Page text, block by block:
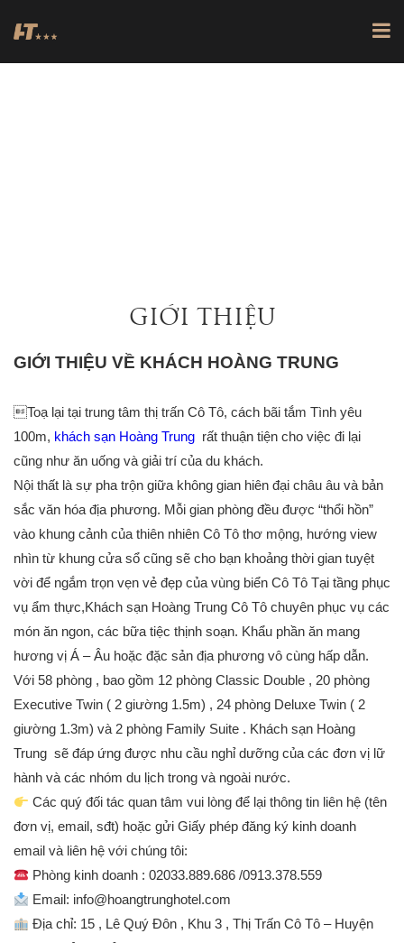
GIỚI THIỆU
GIỚI THIỆU VỀ KHÁCH HOÀNG TRUNG
Toạ lại tại trung tâm thị trấn Cô Tô, cách bãi tắm Tình yêu
100m, khách sạn Hoàng Trung rất thuận tiện cho việc đi lại
cũng như ăn uống và giải trí của du khách.
Nội thất là sự pha trộn giữa không gian hiên đại châu âu và bản
sắc văn hóa địa phương. Mỗi gian phòng đều được “thổi hồn”
vào khung cảnh của thiên nhiên Cô Tô thơ mộng, hướng view
nhìn từ khung cửa sổ cũng sẽ cho bạn khoảng thời gian tuyệt
vời để ngắm trọn vẹn vẻ đẹp của vùng biển Cô Tô Tại tầng phục
vụ ẩm thực,Khách sạn Hoàng Trung Cô Tô chuyên phục vụ các
món ăn ngon, các bữa tiệc thịnh soạn. Khẩu phần ăn mang
hương vị Á – Âu hoặc đặc sản địa phương vô cùng hấp dẫn.
Với 58 phòng , bao gồm 12 phòng Classic Double , 20 phòng
Executive Twin ( 2 giường 1.5m) , 24 phòng Deluxe Twin ( 2
giường 1.3m) và 2 phòng Family Suite . Khách sạn Hoàng
Trung sẽ đáp ứng được nhu cầu nghỉ dưỡng của các đơn vị lữ
hành và các nhóm du lịch trong và ngoài nước.
Các quý đối tác quan tâm vui lòng để lại thông tin liên hệ (tên
đơn vị, email, sđt) hoặc gửi Giấy phép đăng ký kinh doanh
email và liên hệ với chúng tôi:
Phòng kinh doanh : 02033.889.686 /0913.378.559
Email: info@hoangtrunghotel.com
Địa chỉ: 15 , Lê Quý Đôn , Khu 3 , Thị Trấn Cô Tô – Huyện